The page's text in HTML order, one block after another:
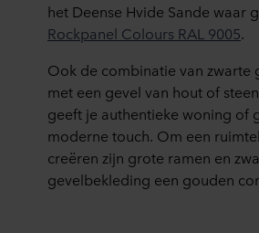
het Deense Hvide Sande waar
Rockpanel Colours RAL 9005.
Ook de combinatie van zwarte
met een gevel van hout of
geeft je authentieke woning of
moderne touch. Om een
creëren zijn grote ramen en
gevelbekleding een gouden